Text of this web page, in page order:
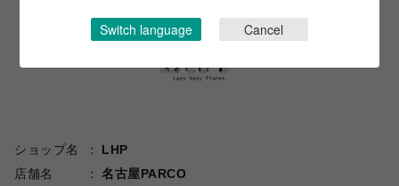
ショップ名
LHP
店舗名
名古屋PARCO
Switch language Cancel